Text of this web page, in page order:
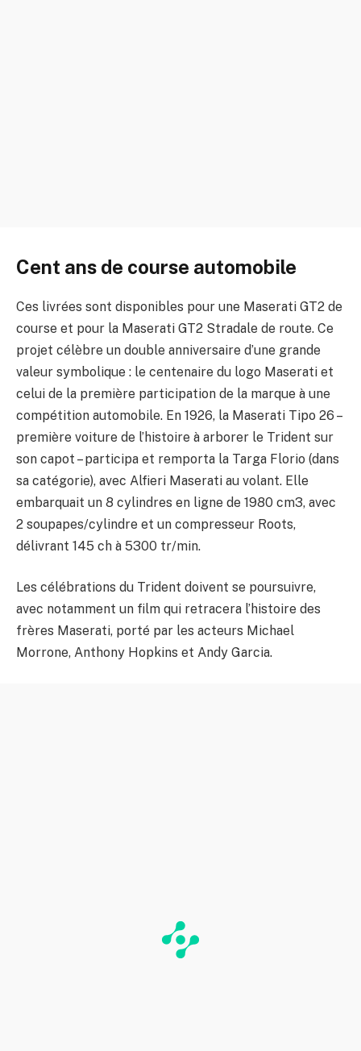
Cent ans de course automobile
Ces livrées sont disponibles pour une Maserati GT2 de
course et pour la Maserati GT2 Stradale de route. Ce
projet célèbre un double anniversaire d’une grande
valeur symbolique : le centenaire du logo Maserati et
celui de la première participation de la marque à une
compétition automobile. En 1926, la Maserati Tipo 26 –
première voiture de l’histoire à arborer le Trident sur
son capot – participa et remporta la Targa Florio (dans
sa catégorie), avec Alfieri Maserati au volant. Elle
embarquait un 8 cylindres en ligne de 1980 cm3, avec
2 soupapes/cylindre et un compresseur Roots,
délivrant 145 ch à 5300 tr/min.
Les célébrations du Trident doivent se poursuivre,
avec notamment un film qui retracera l’histoire des
frères Maserati, porté par les acteurs Michael
Morrone, Anthony Hopkins et Andy Garcia.